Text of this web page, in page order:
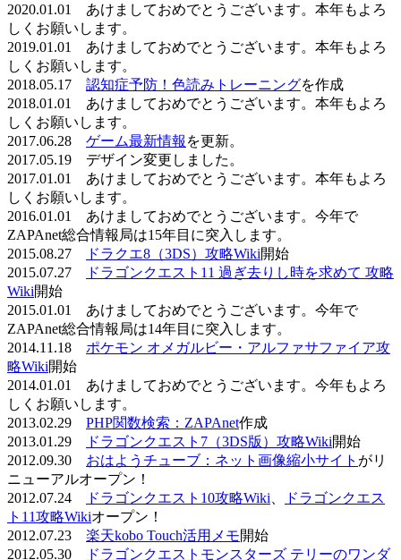
2020.01.01 あけましておめでとうございます。本年もよろ
しくお願いします。
2019.01.01 あけましておめでとうございます。本年もよろ
しくお願いします。
2018.05.17 認知症予防！色読みトレーニングを作成
2018.01.01 あけましておめでとうございます。本年もよろ
しくお願いします。
2017.06.28 ゲーム最新情報 を更新。
2017.05.19 デザイン変更しました。
2017.01.01 あけましておめでとうございます。本年もよろ
しくお願いします。
2016.01.01 あけましておめでとうございます。今年で
ZAPAnet総合情報局は15年目に突入します。
2015.08.27
ドラクエ8（3DS）攻略Wiki開始
2015.07.27
ドラゴンクエスト11 過ぎ去りし時を求めて 攻略
Wiki開始
2015.01.01 あけましておめでとうございます。今年で
ZAPAnet総合情報局は14年目に突入します。
2014.11.18 ポケモン オメガルビー・アルファサファイア攻
略Wiki開始
2014.01.01 あけましておめでとうございます。今年もよろ
しくお願いします。
2013.02.29 PHP関数検索：ZAPAnet作成
2013.01.29
ドラゴンクエスト7（3DS版）攻略Wiki開始
2012.09.30 おはようチューブ：ネット画像縮小サイト がリ
ニューアルオープン！
2012.07.24
ドラゴンクエスト10攻略Wiki
ドラゴンクエス
ト11攻略Wikiオープン！
2012.07.23 楽天kobo Touch活用メモ開始
2012.05.30
ドラゴンクエストモンスターズ テリーのワンダ